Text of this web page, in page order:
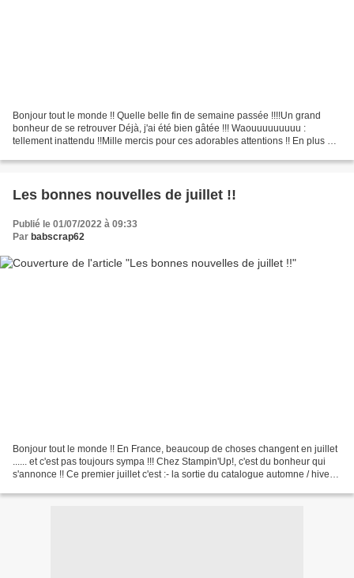
Bonjour tout le monde !! Quelle belle fin de semaine passée !!!!Un grand
bonheur de se retrouver Déjà, j'ai été bien gâtée !!! Waouuuuuuuuu :
tellement inattendu !!Mille mercis pour ces adorables attentions !! En plus de
Les bonnes nouvelles de juillet !!
Publié le 01/07/2022 à 09:33
Par babscrap62
Bonjour tout le monde !! En France, beaucoup de choses changent en juillet
...... et c'est pas toujours sympa !!! Chez Stampin'Up!, c'est du bonheur qui
s'annonce !! Ce premier juillet c'est :- la sortie du catalogue automne / hiver